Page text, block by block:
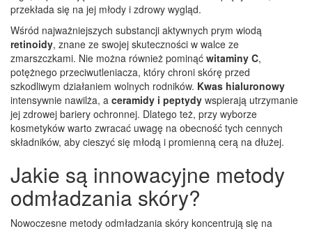
przekłada się na jej młody i zdrowy wygląd.
Wśród najważniejszych substancji aktywnych prym wiodą
retinoidy, znane ze swojej skuteczności w walce ze
zmarszczkami. Nie można również pominąć witaminy C,
potężnego przeciwutleniacza, który chroni skórę przed
szkodliwym działaniem wolnych rodników. Kwas hialuronowy
intensywnie nawilża, a ceramidy i peptydy wspierają utrzymanie
jej zdrowej bariery ochronnej. Dlatego też, przy wyborze
kosmetyków warto zwracać uwagę na obecność tych cennych
składników, aby cieszyć się młodą i promienną cerą na dłużej.
Jakie są innowacyjne metody
odmładzania skóry?
Nowoczesne metody odmładzania skóry koncentrują się na